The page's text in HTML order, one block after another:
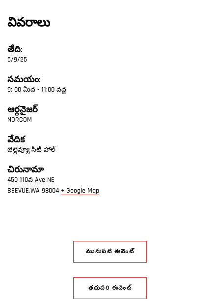
వివరాలు
తేది:
5/9/25
సమయం:
9: 00 మీద - 11:00 వద్ద
ఆర్గనైజర్
NORCOM
వేదిక
బెల్లెవ్యూ సిటీ హాల్
చిరునామా
450 110వ Ave NE
BEEVUE,WA 98004 + Google Map
మునుపటి ఈవెంట్
తదుపరి ఈవెంట్